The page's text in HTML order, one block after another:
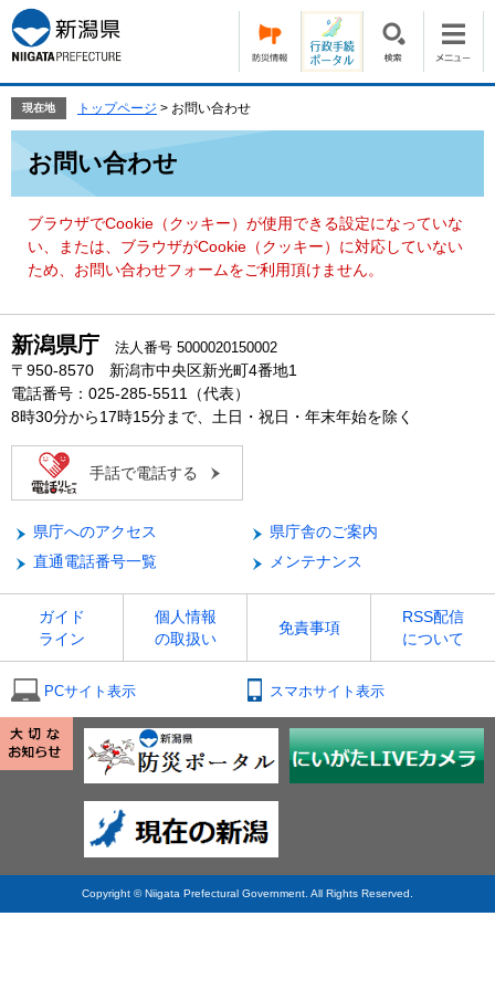
ー
ジ
の
頭
す。
ニ
ュ
ー
飛
て
現在地 トップページ > お問い合わせ
お問い合わせ
ブラウザでCookie（クッキー）が使用できる設定になっていな
い、または、ブラウザがCookie（クッキー）に対応していない
ため、お問い合わせフォームをご利用頂けません。
新潟県庁 法人番号 5000020150002
〒950-8570 新潟市中央区新光町4番地1
電話番号：025-285-5511（代表）
8時30分から17時15分まで、土日・祝日・年末年始を除く
手話で電話する
県庁へのアクセス
県庁舎のご案内
直通電話番号一覧
メンテナンス
ガイド
ライン
個人情報
の取扱い
免責事項
RSS配信
について
PCサイト表示 スマホサイト表示
Copyright © Niigata Prefectural Government. All Rights Reserved.